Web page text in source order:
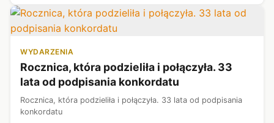
WYDARZENIA
Rocznica, która podzieliła i połączyła. 33
lata od podpisania konkordatu
Rocznica, która podzieliła i połączyła. 33 lata od podpisania
konkordatu